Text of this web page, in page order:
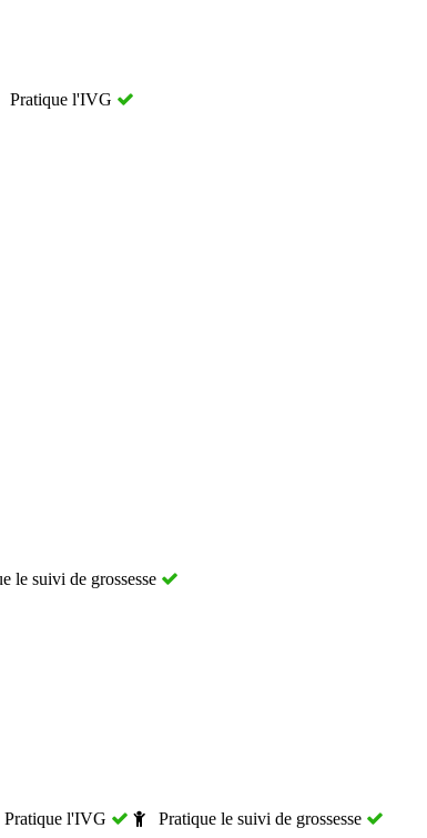
Pratique l'IVG
le suivi de grossesse
Pratique l'IVG
Pratique le suivi de grossesse